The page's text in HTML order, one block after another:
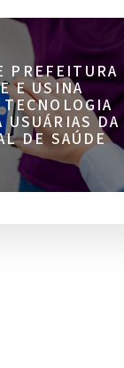
PREFEITURA
E USINA
USUÁRIAS DA
DE SAÚDE